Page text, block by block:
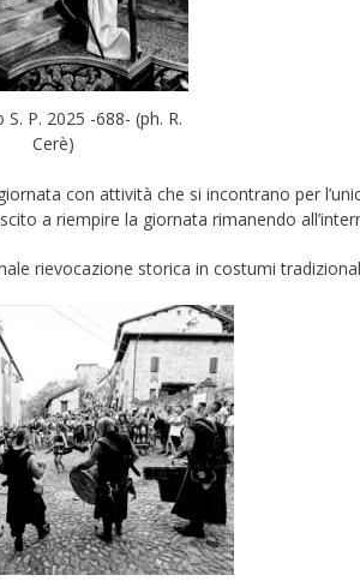
S. P. 2025 -688- (ph. R.
Cerè)
con attività che si incontrano per
a riempire la giornata rimanendo
rievocazione storica in costumi